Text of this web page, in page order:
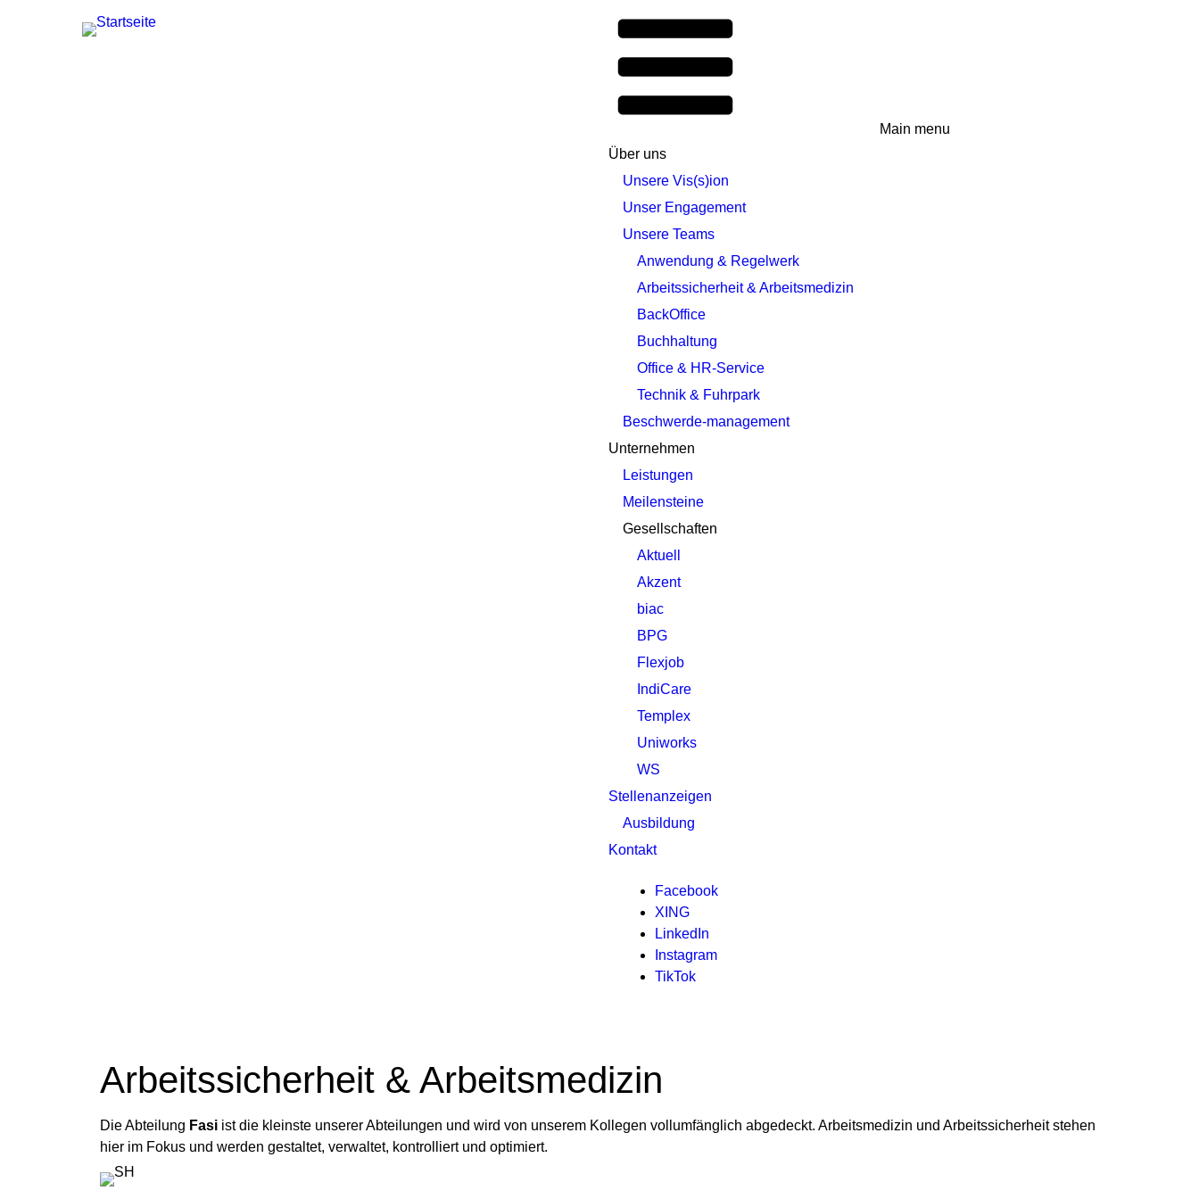
Main menu
Über uns
Unsere Vis(s)ion
Unser Engagement
Unsere Teams
Anwendung & Regelwerk
Arbeitssicherheit & Arbeitsmedizin
BackOffice
Buchhaltung
Office & HR-Service
Technik & Fuhrpark
Beschwerde-management
Unternehmen
Leistungen
Meilensteine
Gesellschaften
Aktuell
Akzent
biac
BPG
Flexjob
IndiCare
Templex
Uniworks
WS
Stellenanzeigen
Ausbildung
Kontakt
Facebook
XING
LinkedIn
Instagram
TikTok
Arbeitssicherheit & Arbeitsmedizin
Die Abteilung Fasi ist die kleinste unserer Abteilungen und wird von unserem Kollegen vollumfänglich abgedeckt. Arbeitsmedizin und Arbeitssicherheit stehen
hier im Fokus und werden gestaltet, verwaltet, kontrolliert und optimiert.